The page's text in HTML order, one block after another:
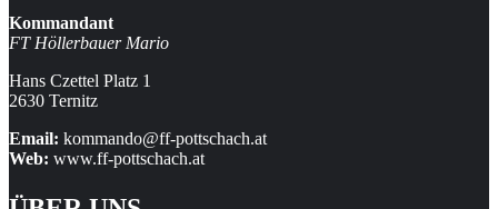
Kommandant
FT Höllerbauer Mario
Hans Czettel Platz 1
2630 Ternitz
Email: kommando@ff-pottschach.at
Web: www.ff-pottschach.at